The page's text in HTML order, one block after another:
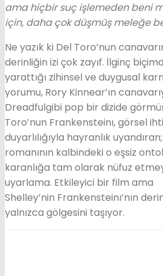
ama hiçbir suç işlemeden beni
için, daha çok düşmüş meleğe
Ne yazık ki Del Toro’nun
derinliğin izi çok zayıf. İlginç
yarattığı zihinsel ve duygusal
yorumu, Rory Kinnear’ın
Dreadfulgibi pop bir dizide
Toro’nun Frankensteinı, görsel
duyarlılığıyla hayranlık
romanının kalbindeki o eşsiz
karanlığa tam olarak nüfuz
uyarlama. Etkileyici bir film ama
Shelley’nin Frankensteinı’nın
yalnızca gölgesini taşıyor.